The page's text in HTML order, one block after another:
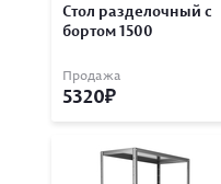
Стол разделочный с
бортом 1500
Продажа
5320